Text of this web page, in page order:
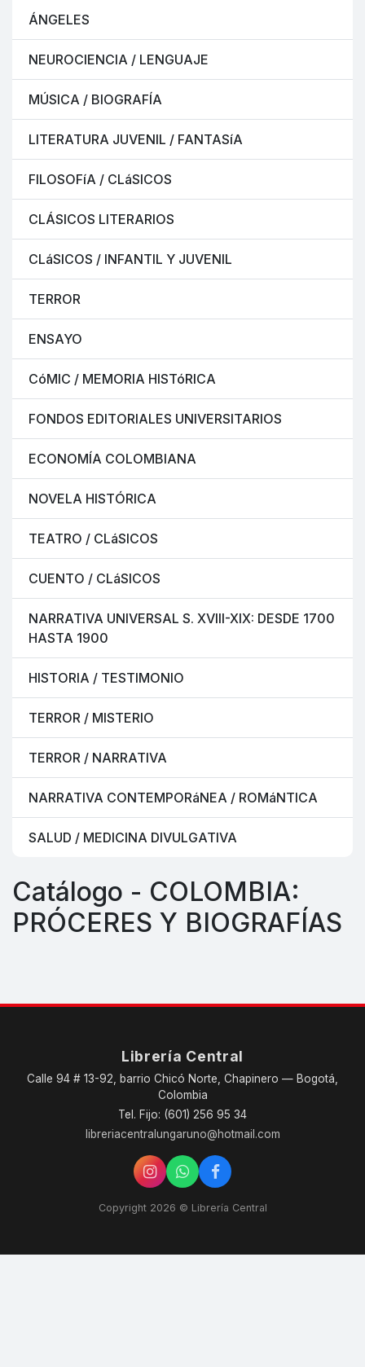
ÁNGELES
NEUROCIENCIA / LENGUAJE
MÚSICA / BIOGRAFÍA
LITERATURA JUVENIL / FANTASíA
FILOSOFíA / CLáSICOS
CLÁSICOS LITERARIOS
CLáSICOS / INFANTIL Y JUVENIL
TERROR
ENSAYO
CóMIC / MEMORIA HISTóRICA
FONDOS EDITORIALES UNIVERSITARIOS
ECONOMÍA COLOMBIANA
NOVELA HISTÓRICA
TEATRO / CLáSICOS
CUENTO / CLáSICOS
NARRATIVA UNIVERSAL S. XVIII-XIX: DESDE 1700
HASTA 1900
HISTORIA / TESTIMONIO
TERROR / MISTERIO
TERROR / NARRATIVA
NARRATIVA CONTEMPORáNEA / ROMáNTICA
SALUD / MEDICINA DIVULGATIVA
Catálogo - COLOMBIA:
PRÓCERES Y BIOGRAFÍAS
Librería Central
Calle 94 # 13-92, barrio Chicó Norte, Chapinero — Bogotá,
Colombia
Tel. Fijo: (601) 256 95 34
libreriacentralungaruno@hotmail.com
Copyright 2026 © Librería Central